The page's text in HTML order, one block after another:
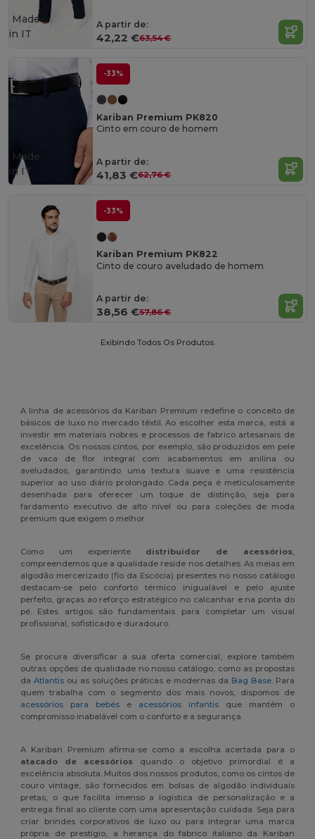
A partir de:
42,22 €63,54 €
Made
in IT
-33%
Kariban Premium PK820
Cinto em couro de homem
A partir de:
41,83 €62,76 €
Made
in IT
-33%
Kariban Premium PK822
Cinto de couro aveludado de homem
A partir de:
38,56 €57,86 €
Exibindo Todos Os Produtos.
A linha de acessórios da Kariban Premium redefine o conceito de
básicos de luxo no mercado têxtil. Ao escolher esta marca, está a
investir em materiais nobres e processos de fabrico artesanais de
excelência. Os nossos cintos, por exemplo, são produzidos em pele
de vaca de flor integral com acabamentos em anilina ou
aveludados, garantindo uma textura suave e uma resistência
superior ao uso diário prolongado. Cada peça é meticulosamente
desenhada para oferecer um toque de distinção, seja para
fardamento executivo de alto nível ou para coleções de moda
premium que exigem o melhor.
Como um experiente distribuidor de acessórios,
compreendemos que a qualidade reside nos detalhes. As meias em
algodão mercerizado (fio da Escócia) presentes no nosso catálogo
destacam-se pelo conforto térmico inigualável e pelo ajuste
perfeito, graças ao reforço estratégico no calcanhar e na ponta do
pé. Estes artigos são fundamentais para completar um visual
profissional, sofisticado e duradouro.
Se procura diversificar a sua oferta comercial, explore também
outras opções de qualidade no nosso catálogo, como as propostas
daAtlantis ou as soluções práticas e modernas da Bag Base. Para
quem trabalha com o segmento dos mais novos, dispomos de
acessórios para bebés e acessórios infantisque mantêm o
compromisso inabalável com o conforto e a segurança.
A Kariban Premium afirma-se como a escolha acertada para o
atacado de acessórios quando o objetivo primordial é a
excelência absoluta. Muitos dos nossos produtos, como os cintos de
couro vintage, são fornecidos em bolsas de algodão individuais
pretas, o que facilita imenso a logística de personalização e a
entrega final ao cliente com uma apresentação cuidada. Seja para
criar brindes corporativos de luxo ou para integrar uma marca
própria de prestígio, a herança do fabrico italiano da Kariban